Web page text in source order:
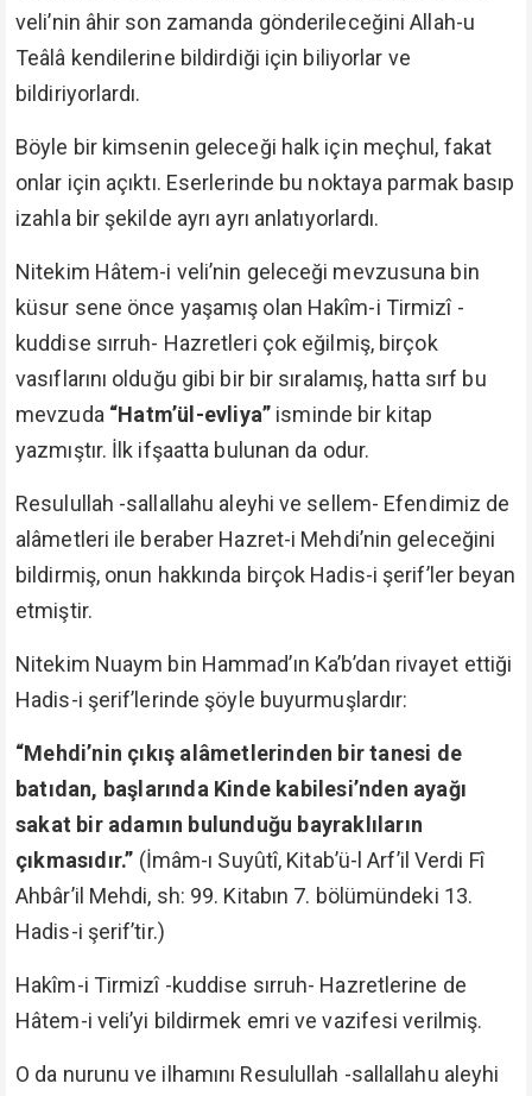
veli’nin âhir son zamanda gönderileceğini Allah-u
Teâlâ kendilerine bildirdiği için biliyorlar ve
bildiriyorlardı.
Böyle bir kimsenin geleceği halk için meçhul, fakat
onlar için açıktı. Eserlerinde bu noktaya parmak basıp
izahla bir şekilde ayrı ayrı anlatıyorlardı.
Nitekim Hâtem-i veli’nin geleceği mevzusuna bin
küsur sene önce yaşamış olan Hakîm-i Tirmizî -
kuddise sırruh- Hazretleri çok eğilmiş, birçok
vasıflarını olduğu gibi bir bir sıralamış, hatta sırf bu
mevzuda “Hatm’ül-evliya” isminde bir kitap
yazmıştır. İlk ifşaatta bulunan da odur.
Resulullah -sallallahu aleyhi ve sellem- Efendimiz de
alâmetleri ile beraber Hazret-i Mehdi’nin geleceğini
bildirmiş, onun hakkında birçok Hadis-i şerif’ler beyan
etmiştir.
Nitekim Nuaym bin Hammad’ın Ka’b’dan rivayet ettiği
Hadis-i şerif’lerinde şöyle buyurmuşlardır:
“Mehdi’nin çıkış alâmetlerinden bir tanesi de
batıdan, başlarında Kinde kabilesi’nden ayağı
sakat bir adamın bulunduğu bayraklıların
çıkmasıdır.” (İmâm-ı Suyûtî, Kitab’ü-l Arf’il Verdi Fî
Ahbâr’il Mehdi, sh: 99. Kitabın 7. bölümündeki 13.
Hadis-i şerif’tir.)
Hakîm-i Tirmizî -kuddise sırruh- Hazretlerine de
Hâtem-i veli’yi bildirmek emri ve vazifesi verilmiş.
O da nurunu ve ilhamını Resulullah -sallallahu aleyhi